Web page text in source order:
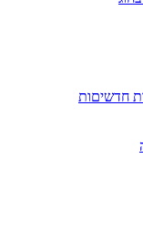
חדשיםות